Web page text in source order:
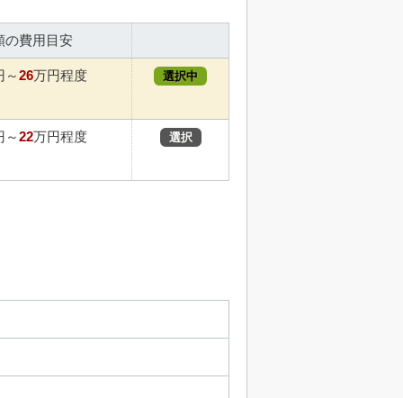
の費用目安
～26万円程度 選択中
～22万円程度 選択